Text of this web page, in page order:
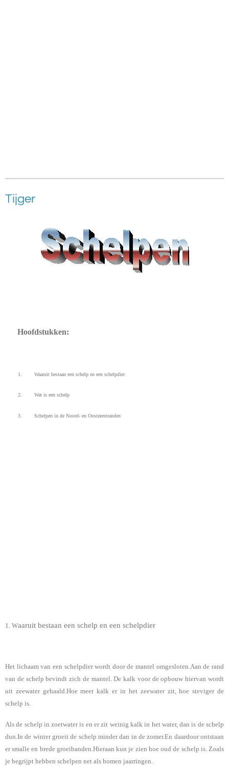
Tijger
Hoofdstukken:
1. Waaruit bestaan een schelp en een schelpdier
2. Wat is een schelp
3. Schelpen in de Noord- en Oostzeestranden
1. Waaruit bestaan een schelp en een schelpdier
Het lichaam van een schelpdier wordt door de mantel omgesloten.Aan de rand
van de schelp bevindt zich de mantel. De kalk voor de opbouw hiervan wordt
uit zeewater gehaald.Hoe meer kalk er in het zeewater zit, hoe steviger de
schelp is.
Als de schelp in zoetwater is en er zit weinig kalk in het water, dan is de schelp
dun.In de winter groeit de schelp minder dan in de zomer.En daardoor ontstaan
er smalle en brede groeibanden.Hieraan kun je zien hoe oud de schelp is. Zoals
je begrijpt hebben schelpen net als bomen jaarringen.